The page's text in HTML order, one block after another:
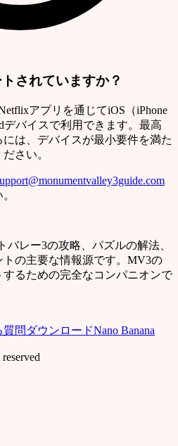
されていますか？
アプリを通じてiOS（iPhone
デバイスで利用できます。最高
は、デバイスが最小要件を満た
さい。
バレー3の攻略、パズルの解法、
の主要な情報源です。MV3の
るための完全なコンパニオンで
質問 ダウンロードNano Banana